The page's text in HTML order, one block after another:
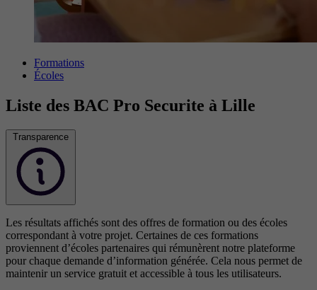
Formations
Écoles
Liste des BAC Pro Securite à Lille
Transparence
Les résultats affichés sont des offres de formation ou des écoles
correspondant à votre projet. Certaines de ces formations
proviennent d’écoles partenaires qui rémunèrent notre plateforme
pour chaque demande d’information générée. Cela nous permet de
maintenir un service gratuit et accessible à tous les utilisateurs.